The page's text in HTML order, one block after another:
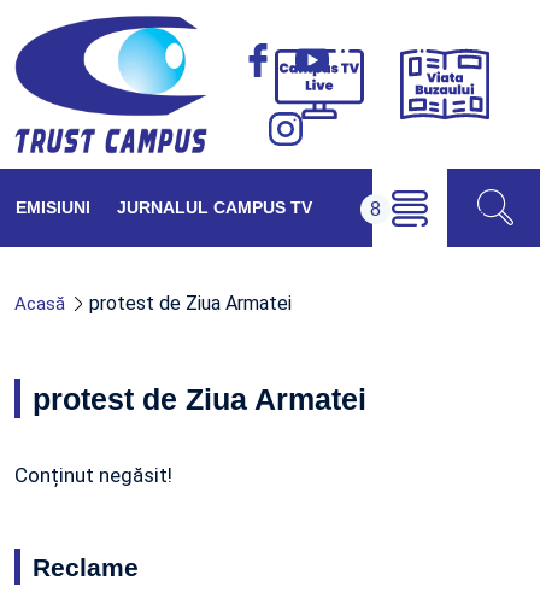
Campus
Viața
EMISIUNI JURNALUL CAMPUS TV
Acasă protest de Ziua Armatei
protest de Ziua Armatei
Conținut negăsit!
Reclame